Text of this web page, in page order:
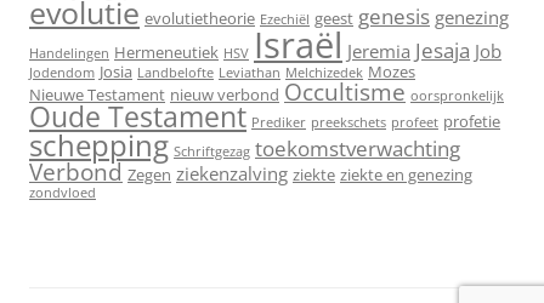
evolutie evolutietheorie Ezechiël geest genesis genezing
Handelingen Hermeneutiek HSV Israël Jeremia Jesaja Job
Jodendom Josia Landbelofte Leviathan Melchizedek Mozes
Nieuwe Testament nieuw verbond Occultisme oorspronkelijk
Oude Testament Prediker preekschets profeet profetie
schepping Schriftgezag toekomstverwachting
Verbond Zegen ziekenzalving ziekte ziekte en genezing
zondvloed